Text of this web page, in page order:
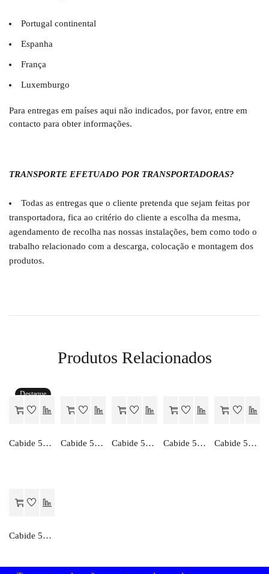
Portugal continental
Espanha
França
Luxemburgo
Para entregas em países aqui não indicados, por favor, entre em
contacto para obter informações.
TRANSPORTE EFETUADO POR TRANSPORTADORAS?
Todas as entregas que o cliente pretenda que sejam feitas por
transportadora, fica ao critério do cliente a escolha da mesma,
agendamento de recolha nas nossas instalações, bem como todo o
trabalho relacionado com a descarga, colocação e montagem dos
produtos.
Produtos Relacionados
Destaque
Cabide 5002
Orçamento Cabide 5008
Orçamento Cabide 5060
Orçamento Cabide 5057
Orçamento Cabide 5034
Orçamento
Cabide 5055-2
Orçamento